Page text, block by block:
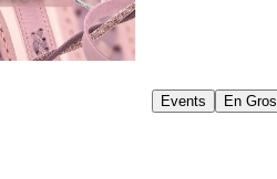
Events En Gros